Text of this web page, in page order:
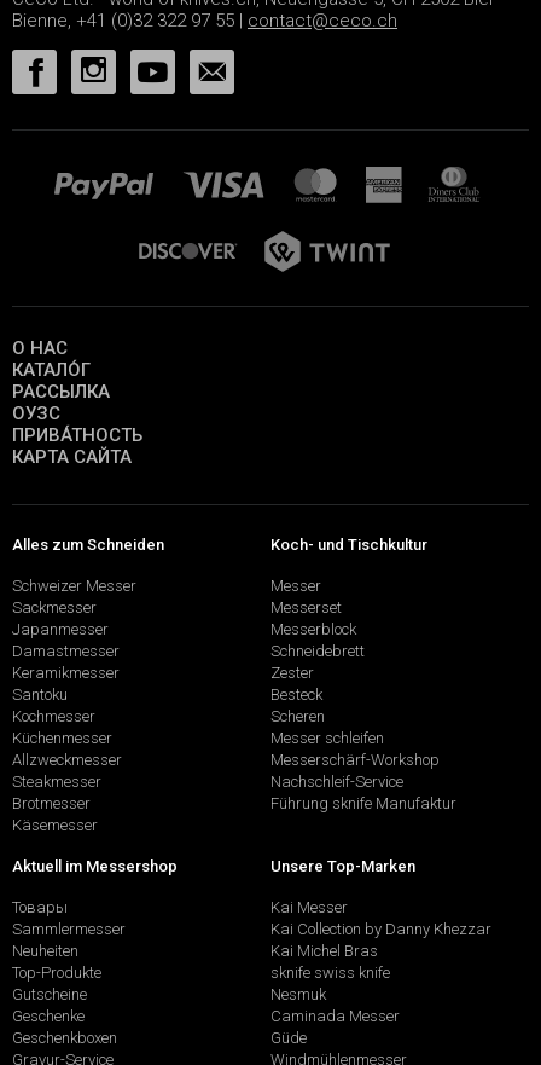
Bienne, +41 (0)32 322 97 55 | contact@ceco.ch
О НАС
КАТАЛО́Г
РАССЫЛКА
ОУЗС
ПРИВА́ТНОСТЬ
КАРТА САЙТА
Alles zum Schneiden
Schweizer Messer
Sackmesser
Japanmesser
Damastmesser
Keramikmesser
Santoku
Kochmesser
Küchenmesser
Allzweckmesser
Steakmesser
Brotmesser
Käsemesser
Koch- und Tischkultur
Messer
Messerset
Messerblock
Schneidebrett
Zester
Besteck
Scheren
Messer schleifen
Messerschärf-Workshop
Nachschleif-Service
Führung sknife Manufaktur
Aktuell im Messershop
Товары
Sammlermesser
Neuheiten
Top-Produkte
Gutscheine
Geschenke
Geschenkboxen
Gravur-Service
Unsere Top-Marken
Kai Messer
Kai Collection by Danny Khezzar
Kai Michel Bras
sknife swiss knife
Nesmuk
Caminada Messer
Güde
Windmühlenmesser